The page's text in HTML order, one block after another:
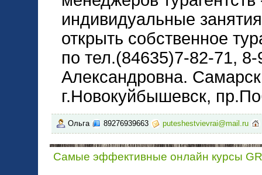
индивидуальные
открыть собственное
по тел.(84635)7-82-71,
Александровна.
г.Новокуйбышевск,
Ольга 89276939663 puteshestvievrai@mail.ru
Самые эффективные онлайн курсы